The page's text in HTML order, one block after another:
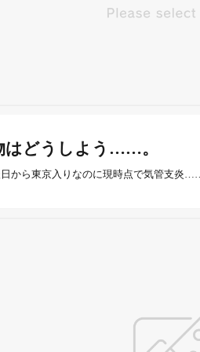
はどうしよう……。
から東京入りなのに現時点で気管支炎……